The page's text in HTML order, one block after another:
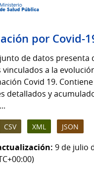
por Covid-
de datos presenta
vinculados a la
Covid 19.
detallados y
CSV XML JSON
9 de julio